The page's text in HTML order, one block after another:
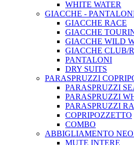
WHITE WATER
GIACCHE -
GIACCHE RACE
GIACCHE
GIACCHE WILD
GIACCHE CLUB/
PANTALONI
DRY SUITS
PARASPRUZZI
PARASPRUZZI
PARASPRUZZI
PARASPRUZZI
COPRIPOZZETTO
COMBO
ABBIGLIAMENTO
MUTE INTERE